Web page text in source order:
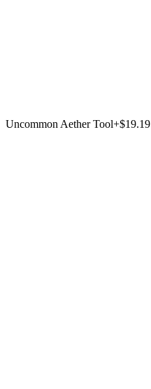
Uncommon Aether Tool+$19.19